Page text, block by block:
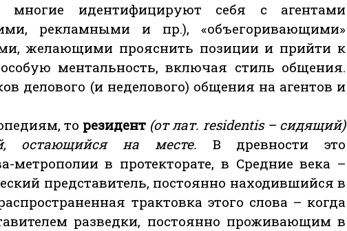
многие идентифицируют себя с агентами
рекламными и пр.), «объегоривающими»
желающими прояснить позиции и прийти к
ментальность, включая стиль общения.
делового (и неделового) общения на агентов и
то резидент (от лат. residentis – сидящий)
остающийся на месте. В древности это
метрополии в протекторате, в Средние века –
представитель, постоянно находившийся в
трактовка этого слова – когда
разведки, постоянно проживающим в